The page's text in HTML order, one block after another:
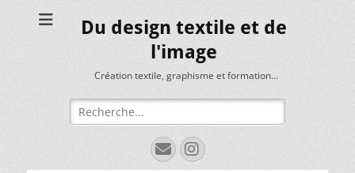
Du design textile et de
l'image
Création textile, graphisme et formation…
Rechercher :
E-
mail
Instagram